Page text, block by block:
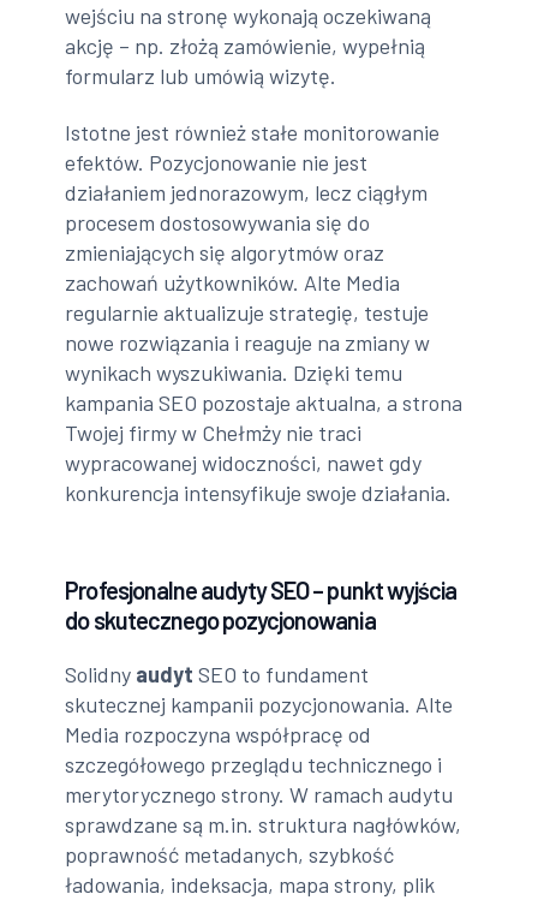
wejściu na stronę wykonają oczekiwaną
akcję – np. złożą zamówienie, wypełnią
formularz lub umówią wizytę.
Istotne jest również stałe monitorowanie
efektów. Pozycjonowanie nie jest
działaniem jednorazowym, lecz ciągłym
procesem dostosowywania się do
zmieniających się algorytmów oraz
zachowań użytkowników. Alte Media
regularnie aktualizuje strategię, testuje
nowe rozwiązania i reaguje na zmiany w
wynikach wyszukiwania. Dzięki temu
kampania SEO pozostaje aktualna, a strona
Twojej firmy w Chełmży nie traci
wypracowanej widoczności, nawet gdy
konkurencja intensyfikuje swoje działania.
Profesjonalne audyty SEO – punkt wyjścia
do skutecznego pozycjonowania
Solidny audyt SEO to fundament
skutecznej kampanii pozycjonowania. Alte
Media rozpoczyna współpracę od
szczegółowego przeglądu technicznego i
merytorycznego strony. W ramach audytu
sprawdzane są m.in. struktura nagłówków,
poprawność metadanych, szybkość
ładowania, indeksacja, mapa strony, plik